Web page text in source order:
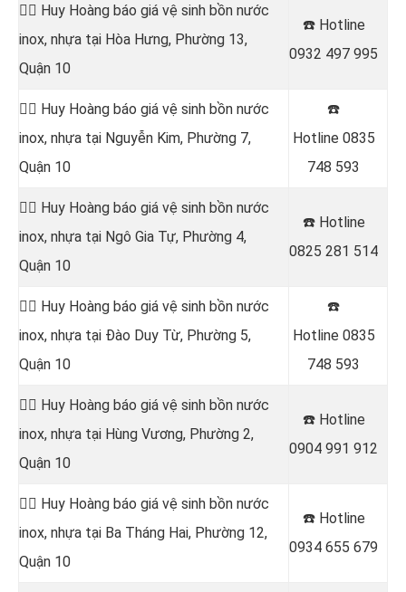
👷‍♂️ Huy Hoàng báo giá vệ sinh bồn nước
inox, nhựa tại Hòa Hưng, Phường 13,
Quận 10
☎️ Hotline
0932 497 995
👷‍♂️ Huy Hoàng báo giá vệ sinh bồn nước
inox, nhựa tại Nguyễn Kim, Phường 7,
Quận 10
☎️
Hotline 0835
748 593
👷‍♂️ Huy Hoàng báo giá vệ sinh bồn nước
inox, nhựa tại Ngô Gia Tự, Phường 4,
Quận 10
☎️ Hotline
0825 281 514
👷‍♂️ Huy Hoàng báo giá vệ sinh bồn nước
inox, nhựa tại Đào Duy Từ, Phường 5,
Quận 10
☎️
Hotline 0835
748 593
👷‍♂️ Huy Hoàng báo giá vệ sinh bồn nước
inox, nhựa tại Hùng Vương, Phường 2,
Quận 10
☎️ Hotline
0904 991 912
👷‍♂️ Huy Hoàng báo giá vệ sinh bồn nước
inox, nhựa tại Ba Tháng Hai, Phường 12,
Quận 10
☎️ Hotline
0934 655 679